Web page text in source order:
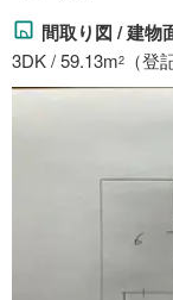
間取り図 / 建物
3DK / 59.13m2 （登